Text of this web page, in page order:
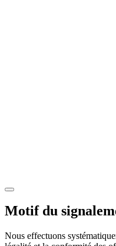
Motif du
Nous effectuons